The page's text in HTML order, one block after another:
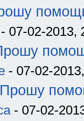
07-02-2013,
- 07-02-
- 07-02-